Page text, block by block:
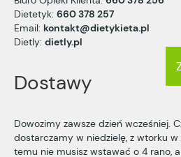
Dietetyk: 660 378 257
Email: kontakt@dietykieta.pl
Dietly: dietly.pl
Dostawy
Dowozimy zawsze dzień wcześniej.
dostarczamy w niedzielę, z wtorku w
temu nie musisz wstawać o 4 rano,